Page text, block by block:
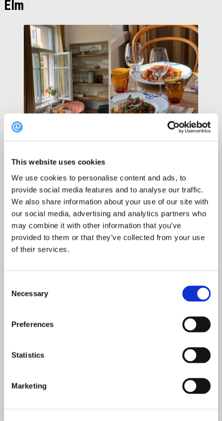
This website uses cookies
We use cookies to personalise content and ads, to
provide social media features and to analyse our traffic.
We also share information about your use of our site with
our social media, advertising and analytics partners who
may combine it with other information that you’ve
provided to them or that they’ve collected from your use
of their services.
Selection
Necessary
Preferences
Statistics
Marketing
Elm
Vanha puutalo kohoaa ylväänä Kaivopuiston laidalla. Sen
sisään kätkeytyy rento ja lämminhenkinen Elm –
kortteliravintola, jonka suosio on päässyt yllättämään kaikki.